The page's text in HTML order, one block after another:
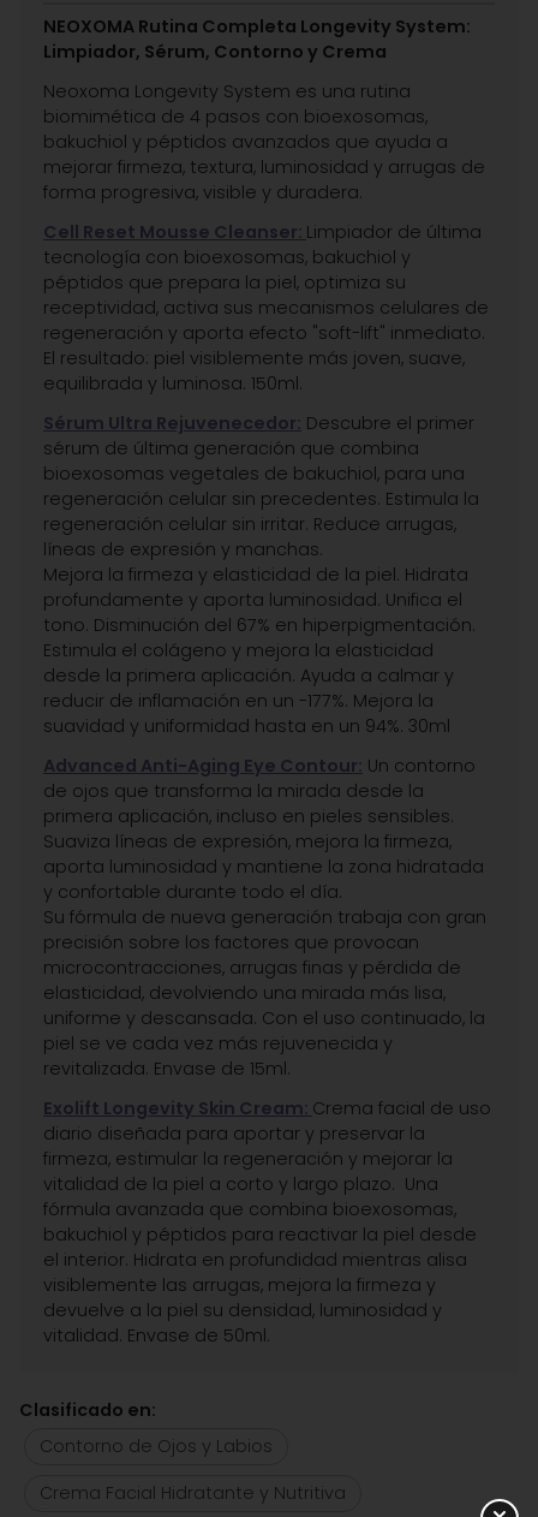
NEOXOMA Rutina Completa Longevity System:
Limpiador, Sérum, Contorno y Crema
Neoxoma Longevity System es una rutina
biomimética de 4 pasos con bioexosomas,
bakuchiol y péptidos avanzados que ayuda a
mejorar firmeza, textura, luminosidad y arrugas de
forma progresiva, visible y duradera.
Cell Reset Mousse Cleanser: Limpiador de última
tecnología con bioexosomas, bakuchiol y
péptidos que prepara la piel, optimiza su
receptividad, activa sus mecanismos celulares de
regeneración y aporta efecto "soft-lift" inmediato.
El resultado: piel visiblemente más joven, suave,
equilibrada y luminosa. 150ml.
Sérum Ultra Rejuvenecedor: Descubre el primer
sérum de última generación que combina
bioexosomas vegetales de bakuchiol, para una
regeneración celular sin precedentes. Estimula la
regeneración celular sin irritar. Reduce arrugas,
líneas de expresión y manchas.
Mejora la firmeza y elasticidad de la piel. Hidrata
profundamente y aporta luminosidad. Unifica el
tono. Disminución del 67% en hiperpigmentación.
Estimula el colágeno y mejora la elasticidad
desde la primera aplicación. Ayuda a calmar y
reducir de inflamación en un -177%. Mejora la
suavidad y uniformidad hasta en un 94%. 30ml
Advanced Anti-Aging Eye Contour: Un contorno
de ojos que transforma la mirada desde la
primera aplicación, incluso en pieles sensibles.
Suaviza líneas de expresión, mejora la firmeza,
aporta luminosidad y mantiene la zona hidratada
y confortable durante todo el día.
Su fórmula de nueva generación trabaja con gran
precisión sobre los factores que provocan
microcontracciones, arrugas finas y pérdida de
elasticidad, devolviendo una mirada más lisa,
uniforme y descansada. Con el uso continuado, la
piel se ve cada vez más rejuvenecida y
revitalizada. Envase de 15ml.
Exolift Longevity Skin Cream: Crema facial de uso
diario diseñada para aportar y preservar la
firmeza, estimular la regeneración y mejorar la
vitalidad de la piel a corto y largo plazo. Una
fórmula avanzada que combina bioexosomas,
bakuchiol y péptidos para reactivar la piel desde
el interior. Hidrata en profundidad mientras alisa
visiblemente las arrugas, mejora la firmeza y
devuelve a la piel su densidad, luminosidad y
vitalidad. Envase de 50ml.
Clasificado en:
Contorno de Ojos y Labios
Crema Facial Hidratante y Nutritiva